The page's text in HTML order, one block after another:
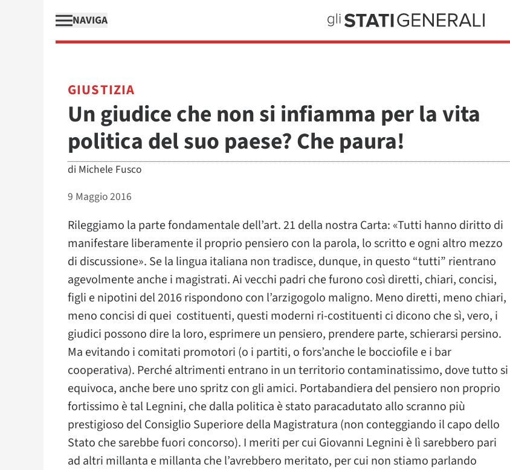
NAVIGA
GIUSTIZIA
Un giudice che non si infiamma per la vita
politica del suo paese? Che paura!
di Michele Fusco
9 Maggio 2016
Rileggiamo la parte fondamentale dell’art. 21 della nostra Carta: «Tutti hanno diritto di
manifestare liberamente il proprio pensiero con la parola, lo scritto e ogni altro mezzo
di discussione». Se la lingua italiana non tradisce, dunque, in questo “tutti” rientrano
agevolmente anche i magistrati. Ai vecchi padri che furono così diretti, chiari, concisi,
figli e nipotini del 2016 rispondono con l’arzigogolo maligno. Meno diretti, meno chiari,
meno concisi di quei costituenti, questi moderni ri-costituenti ci dicono che sì, vero, i
giudici possono dire la loro, esprimere un pensiero, prendere parte, schierarsi persino.
Ma evitando i comitati promotori (o i partiti, o fors’anche le bocciofile e i bar
cooperativa). Perché altrimenti entrano in un territorio contaminatissimo, dove tutto si
equivoca, anche bere uno spritz con gli amici. Portabandiera del pensiero non proprio
fortissimo è tal Legnini, che dalla politica è stato paracadutato allo scranno più
prestigioso del Consiglio Superiore della Magistratura (non conteggiando il capo dello
Stato che sarebbe fuori concorso). I meriti per cui Giovanni Legnini è lì sarebbero pari
ad altri millanta e millanta che l’avrebbero meritato, per cui non stiamo parlando